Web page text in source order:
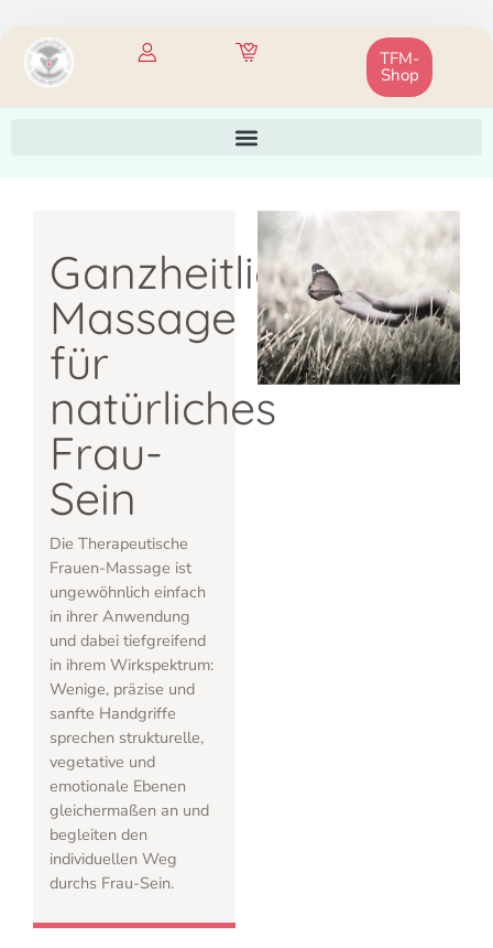
springen
TFM-
Shop
Ganzheitliche
Massage
für
natürliches
Frau-
Sein
Die Therapeutische
Frauen-Massage ist
ungewöhnlich einfach
in ihrer Anwendung
und dabei tiefgreifend
in ihrem Wirkspektrum:
Wenige, präzise und
sanfte Handgriffe
sprechen strukturelle,
vegetative und
emotionale Ebenen
gleichermaßen an und
begleiten den
individuellen Weg
durchs Frau-Sein.